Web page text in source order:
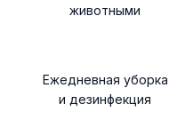
животными
Ежедневная уборка
и дезинфекция